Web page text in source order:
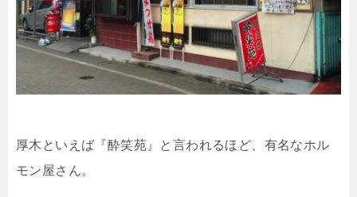
厚木といえば『酔笑苑』と言われるほど、有名なホル
モン屋さん。